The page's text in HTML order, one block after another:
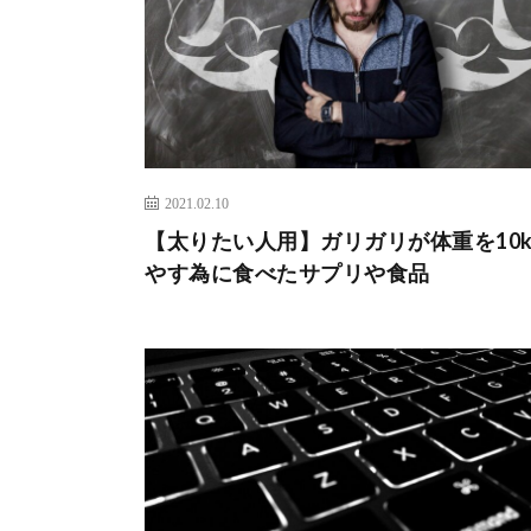
2021.02.10
【太りたい人用】ガリガリが体重を
やす為に食べたサプリや食品